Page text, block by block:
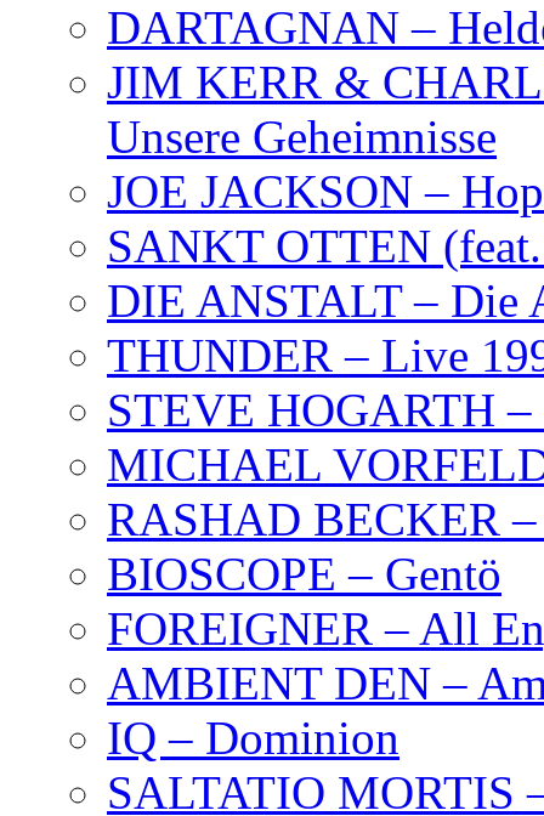
DARTAGNAN –
JIM KERR &
Unsere Geheimnisse
JOE JACKSON –
SANKT OTTEN
DIE ANSTALT – Die
THUNDER – Live
STEVE HOGARTH –
MICHAEL
RASHAD BECKER
BIOSCOPE – Gentö
FOREIGNER – All
AMBIENT DEN –
IQ – Dominion
SALTATIO MORTIS